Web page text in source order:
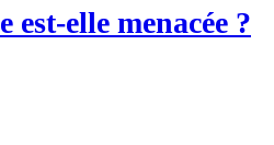
elle menacée ?